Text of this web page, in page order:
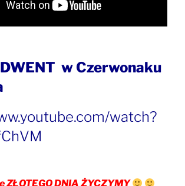
w Czerwonaku
watch?
ZŁOTEGO DNIA ŻYCZYMY